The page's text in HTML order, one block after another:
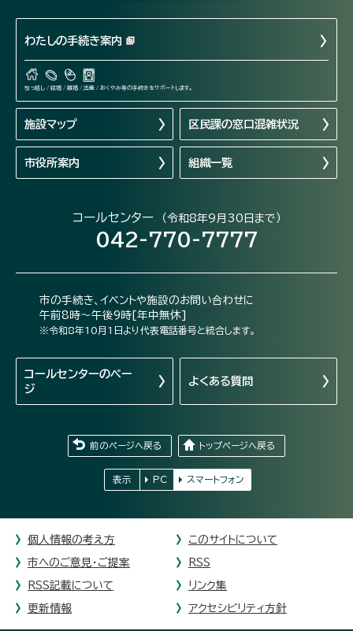
わたしの手続き案内
引っ越し / 結婚 / 離婚 / 出産 / おくやみ等の手続きをサポートします。
施設マップ 区民課の窓口混雑状況
市役所案内 組織一覧
コールセンター （令和8年9月30日まで）
042-770-7777
市の手続き、イベントや施設のお問い合わせに
午前8時～午後9時[年中無休]
※令和8年10月1日より代表電話番号と統合します。
コールセンターのペー
ジ
よくある質問
前のページへ戻る トップページへ戻る
表示 PC スマートフォン
個人情報の考え方 このサイトについて
市へのご意見・ご提案 RSS
RSS記載について リンク集
更新情報 アクセシビリティ方針